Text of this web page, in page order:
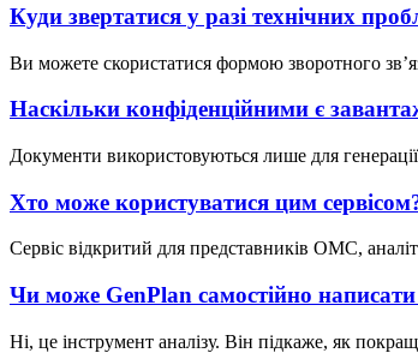
Куди звертатися у разі технічних
Ви можете скористатися формою зворотного
Наскільки конфіденційними є
Документи використовуються лише для
Хто може користуватися цим
Сервіс відкритий для представників ОМС,
Чи може GenPlan самостійно написати
Ні, це інструмент аналізу. Він підкаже, як